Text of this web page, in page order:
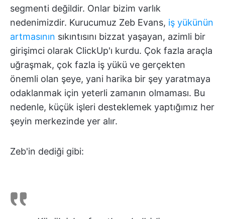
segmenti değildir. Onlar bizim varlık
nedenimizdir. Kurucumuz Zeb Evans, iş yükünün
artmasının sıkıntısını bizzat yaşayan, azimli bir
girişimci olarak ClickUp'ı kurdu. Çok fazla araçla
uğraşmak, çok fazla iş yükü ve gerçekten
önemli olan şeye, yani harika bir şey yaratmaya
odaklanmak için yeterli zamanın olmaması. Bu
nedenle, küçük işleri desteklemek yaptığımız her
şeyin merkezinde yer alır.
Zeb'in dediği gibi: